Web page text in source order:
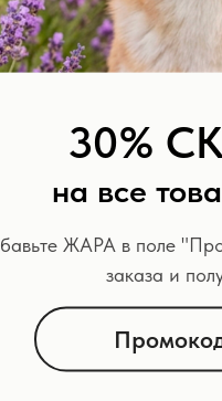
30%
на все
ЖАРА в поле
заказа и
/ 20 / 25 мм